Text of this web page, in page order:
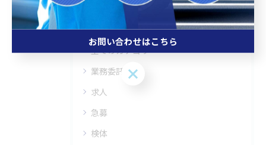
カテゴリー Categories
全てのカテゴリー
業務委託
求人
急募
検体
お問い合わせはこちら
お問い合わせはこちら